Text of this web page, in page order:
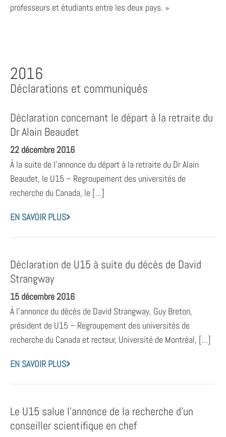
professeurs et étudiants entre les deux pays. »
2016
Déclarations et communiqués
Déclaration concernant le départ à la retraite du
Dr Alain Beaudet
22 décembre 2016
À la suite de l’annonce du départ à la retraite du Dr Alain
Beaudet, le U15 – Regroupement des universités de
recherche du Canada, le [...]
EN SAVOIR PLUS
Déclaration de U15 à suite du décès de David
Strangway
15 décembre 2016
À l’annonce du décès de David Strangway, Guy Breton,
président de U15 – Regroupement des universités de
recherche du Canada et recteur, Université de Montréal, [...]
EN SAVOIR PLUS
Le U15 salue l’annonce de la recherche d’un
conseiller scientifique en chef